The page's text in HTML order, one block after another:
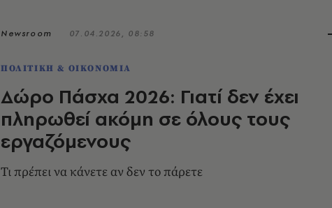
Newsroom 07.04.2026, 08:58
ΠΟΛΙΤΙΚΗ & ΟΙΚΟΝΟΜΙΑ
Δώρο Πάσχα 2026: Γιατί δεν έχει
πληρωθεί ακόμη σε όλους τους
εργαζόμενους
Τι πρέπει να κάνετε αν δεν το πάρετε